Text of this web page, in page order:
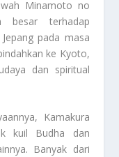
Minamoto no
besar terhadap
pada masa
ke Kyoto,
dan spiritual
Kamakura
kuil Budha dan
Banyak dari